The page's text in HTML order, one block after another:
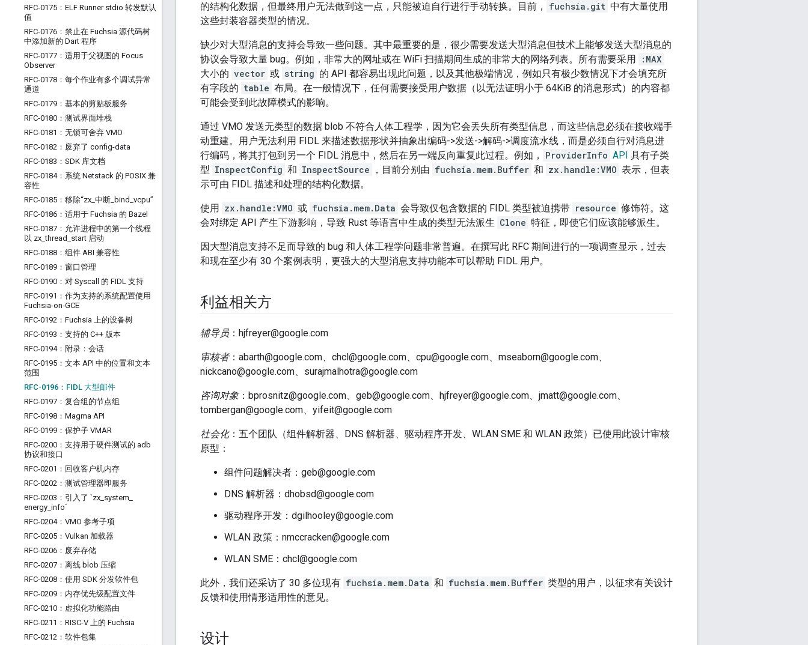
RFC-0175：ELF Runner stdio 转发默认
值
RFC-0176：禁止在 Fuchsia 源代码树
中添加新的 Dart 程序
RFC-0177：适用于父视图的 Focus
Observer
RFC-0178：每个作业有多个调试异常
通道
RFC-0179：基本的剪贴板服务
RFC-0180：测试界面堆栈
RFC-0181：无锁可舍弃 VMO
RFC-0182：废弃了 config-data
RFC-0183：SDK 库文档
RFC-0184：系统 Netstack 的 POSIX 兼
容性
RFC-0185：移除“zx 中断 bind vcpu”
RFC-0186：适用于 Fuchsia 的 Bazel
RFC-0187：允许进程中的第一个线程
以 zx _thread start 启动
RFC-0188：组件 ABI 兼容性
RFC-0189：窗口管理
RFC-0190：对 Syscall 的 FIDL 支持
RFC-0191：作为支持的系统配置使用
Fuchsia-on-GCE
RFC-0192：Fuchsia 上的设备树
RFC-0193：支持的 C++ 版本
RFC-0194：附录：会话
RFC-0195：文本 API 中的位置和文本
范围
RFC-0196：FIDL 大型邮件
RFC-0197：复合组的节点组
RFC-0198：Magma API
RFC-0199：保护子 VMAR
RFC-0200：支持用于硬件测试的 adb
协议和接口
RFC-0201：回收客户机内存
RFC-0202：测试管理器即服务
RFC-0203：引入了 `zx system
energy info`
RFC-0204：VMO 参考子项
RFC-0205：Vulkan 加载器
RFC-0206：废弃存储
RFC-0207：离线 blob 压缩
RFC-0208：使用 SDK 分发软件包
RFC-0209：内存优先级配置文件
RFC-0210：虚拟化功能路由
RFC-0211：RISC-V 上的 Fuchsia
RFC-0212：软件包集
的结构化数据，但最终用户无法做到这一点，只能被迫自行进行手动转换。目前，
fuchsia.git 中有大量使用
这些封装容器类型的情况。
缺少对大型消息的支持会导致一些问题。其中最重要的是，很少需要发送大型消息但技术上能够发送大型消息的
协议会导致大量 bug。例如，非常大的网址或在 WiFi 扫描期间生成的非常大的网络列表。所有需要采用
:MAX
大小的 vector 或 string 的 API 都容易出现此问题，以及其他极端情况，例如只有极少数情况下才会填充所
有字段的 table 布局。在一般情况下，任何需要接受用户数据（以无法证明小于 64KiB 的消息形式）的内容都
可能会受到此故障模式的影响。
通过 VMO 发送无类型的数据 blob 不符合人体工程学，因为它会丢失所有类型信息，而这些信息必须在接收端手
动重建。用户无法利用 FIDL 来描述数据形状并抽象出编码->发送->解码->调度流水线，而是必须自行对消息进
行编码，将其打包到另一个 FIDL 消息中，然后在另一端反向重复此过程。例如，
ProviderInfo API 具有子类
型 InspectConfig 和 InspectSource ，目前分别由 fuchsia.mem.Buffer 和 zx.handle:VMO 表示，但表
示可由 FIDL 描述和处理的结构化数据。
使用 zx.handle:VMO 或 fuchsia.mem.Data 会导致仅包含数据的 FIDL 类型被迫携带 resource 修饰符。这
会对绑定 API 产生下游影响，导致 Rust 等语言中生成的类型无法派生 Clone 特征，即使它们应该能够派生。
因大型消息支持不足而导致的 bug 和人体工程学问题非常普遍。在撰写此 RFC 期间进行的一项调查显示，过去
和现在至少有 30 个案例表明，更强大的大型消息支持功能本可以帮助 FIDL 用户。
利益相关方
辅导员 ：hjfreyer@google.com
审核者：abarth@google.com、chcl@google.com、cpu@google.com、mseaborn@google.com、
nickcano@google.com、surajmalhotra@google.com
咨询对象 ：bprosnitz@google.com、geb@google.com、hjfreyer@google.com、jmatt@google.com、
tombergan@google.com、yifeit@google.com
社会化：五个团队（组件解析器、DNS 解析器、驱动程序开发、WLAN SME 和 WLAN 政策）已使用此设计审核
原型：
组件问题解决者：geb@google.com
DNS 解析器：dhobsd@google.com
驱动程序开发：dgilhooley@google.com
WLAN 政策：nmccracken@google.com
WLAN SME：chcl@google.com
此外，我们还采访了 30 多位现有 fuchsia.mem.Data 和 fuchsia.mem.Buffer 类型的用户，以征求有关设计
反馈和使用情形适用性的意见。
设计